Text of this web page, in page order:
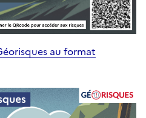
au format